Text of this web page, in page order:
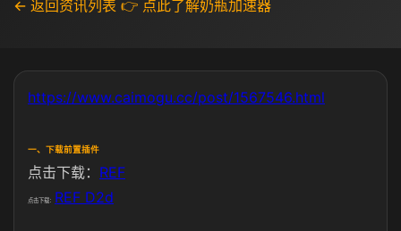
← 返回资讯列表 👉 点此了解奶瓶加速器
https://www.caimogu.cc/post/1567546.html
一、下载前置插件
点击下载： REF
点击下载： REF D2d